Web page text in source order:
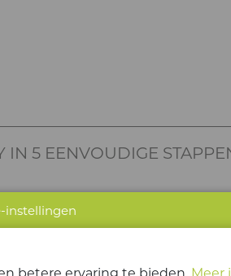
IN 5 EENVOUDIGE
aanpak voor een sterker
voor stap naar een veiligere
een grondige analyse uit via
instellingen
betere ervaring te bieden. Meer